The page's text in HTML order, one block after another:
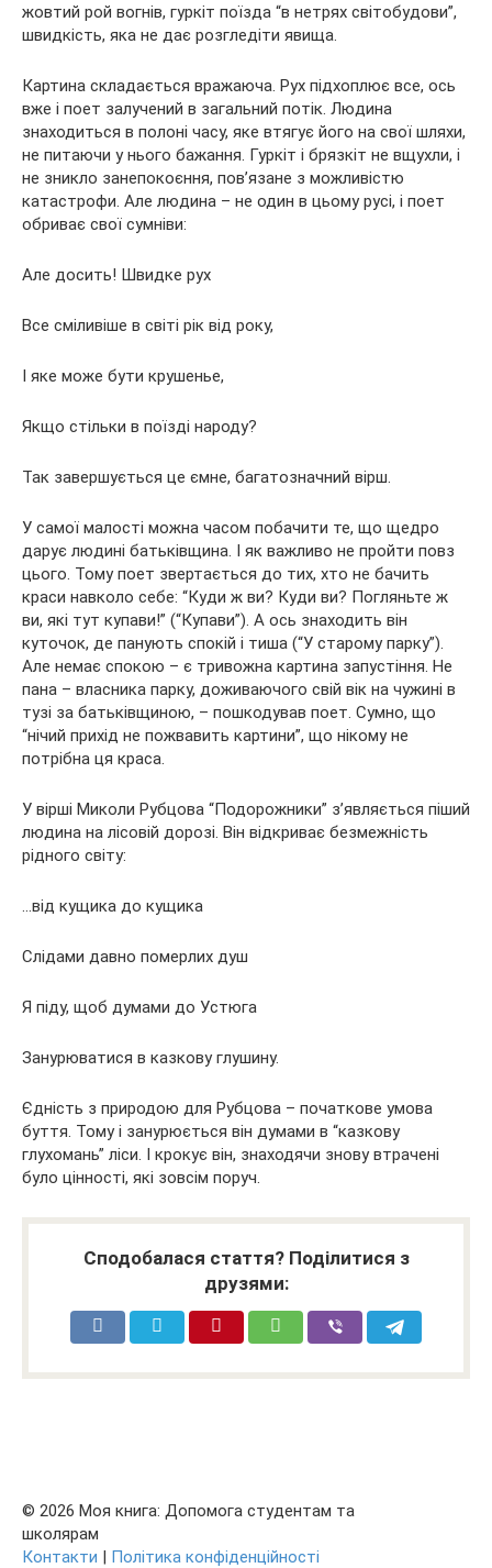
жовтий рой вогнів, гуркіт поїзда “в нетрях світобудови”,
швидкість, яка не дає розгледіти явища.
Картина складається вражаюча. Рух підхоплює все, ось
вже і поет залучений в загальний потік. Людина
знаходиться в полоні часу, яке втягує його на свої шляхи,
не питаючи у нього бажання. Гуркіт і брязкіт не вщухли, і
не зникло занепокоєння, пов’язане з можливістю
катастрофи. Але людина – не один в цьому русі, і поет
обриває свої сумніви:
Але досить! Швидке рух
Все сміливіше в світі рік від року,
І яке може бути крушенье,
Якщо стільки в поїзді народу?
Так завершується це ємне, багатозначний вірш.
У самої малості можна часом побачити те, що щедро
дарує людині батьківщина. І як важливо не пройти повз
цього. Тому поет звертається до тих, хто не бачить
краси навколо себе: “Куди ж ви? Куди ви? Погляньте ж
ви, які тут купави!” (“Купави”). А ось знаходить він
куточок, де панують спокій і тиша (“У старому парку”).
Але немає спокою – є тривожна картина запустіння. Не
пана – власника парку, доживаючого свій вік на чужині в
тузі за батьківщиною, – пошкодував поет. Сумно, що
“нічий прихід не пожвавить картини”, що нікому не
потрібна ця краса.
У вірші Миколи Рубцова “Подорожники” з’являється піший
людина на лісовій дорозі. Він відкриває безмежність
рідного світу:
…від кущика до кущика
Слідами давно померлих душ
Я піду, щоб думами до Устюга
Занурюватися в казкову глушину.
Єдність з природою для Рубцова – початкове умова
буття. Тому і занурюється він думами в “казкову
глухомань” ліси. І крокує він, знаходячи знову втрачені
було цінності, які зовсім поруч.
Сподобалася стаття? Поділитися з
друзями:
© 2026 Моя книга: Допомога студентам та
школярам
Контакти | Політика конфіденційності